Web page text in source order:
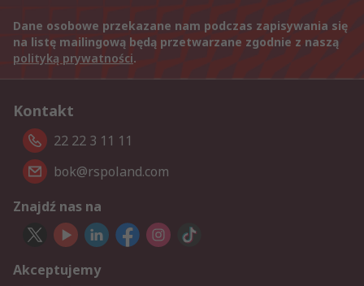
Dane osobowe przekazane nam podczas zapisywania się
na listę mailingową będą przetwarzane zgodnie z naszą
polityką prywatności.
Kontakt
22 22 3 11 11
bok@rspoland.com
Znajdź nas na
Akceptujemy